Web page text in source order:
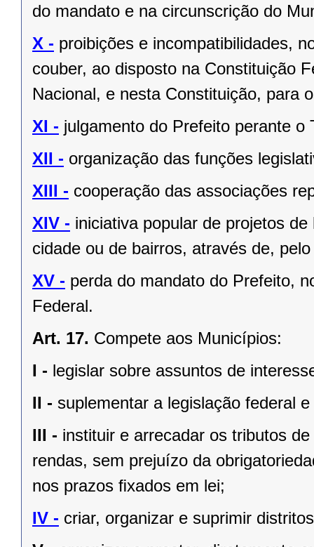
do mandato e na circunscrição do
X - proibições e incompatibilidades,
couber, ao disposto na Constituição
Nacional, e nesta Constituição, para
XI - julgamento do Prefeito perante o
XII - organização das funções
XIII - cooperação das associações
XIV - iniciativa popular de projetos
cidade ou de bairros, através de,
XV - perda do mandato do Prefeito,
Federal.
Art. 17. Compete aos Municípios:
I - legislar sobre assuntos de
II - suplementar a legislação federal
III - instituir e arrecadar os tributos
rendas, sem prejuízo da
nos prazos ﬁxados em lei;
IV - criar, organizar e suprimir